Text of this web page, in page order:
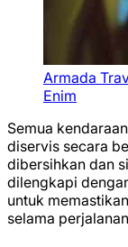
Armada
Enim
Semua
diservis secara
dibersihkan dan
dilengkapi
untuk
selama